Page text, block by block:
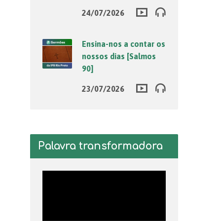
24/07/2026
Ensina-nos a contar os
nossos dias [Salmos
90]
23/07/2026
Palavra transformadora